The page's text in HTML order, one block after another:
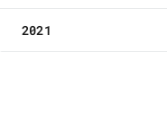
2021